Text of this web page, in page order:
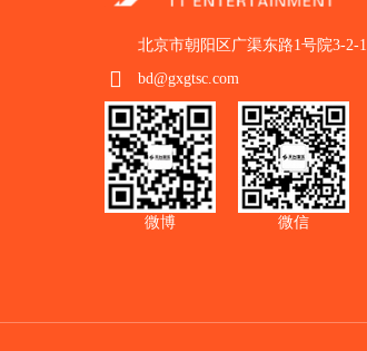
北京市朝阳区广渠东路1号院3-2-1
bd@gxgtsc.com
微博 微信